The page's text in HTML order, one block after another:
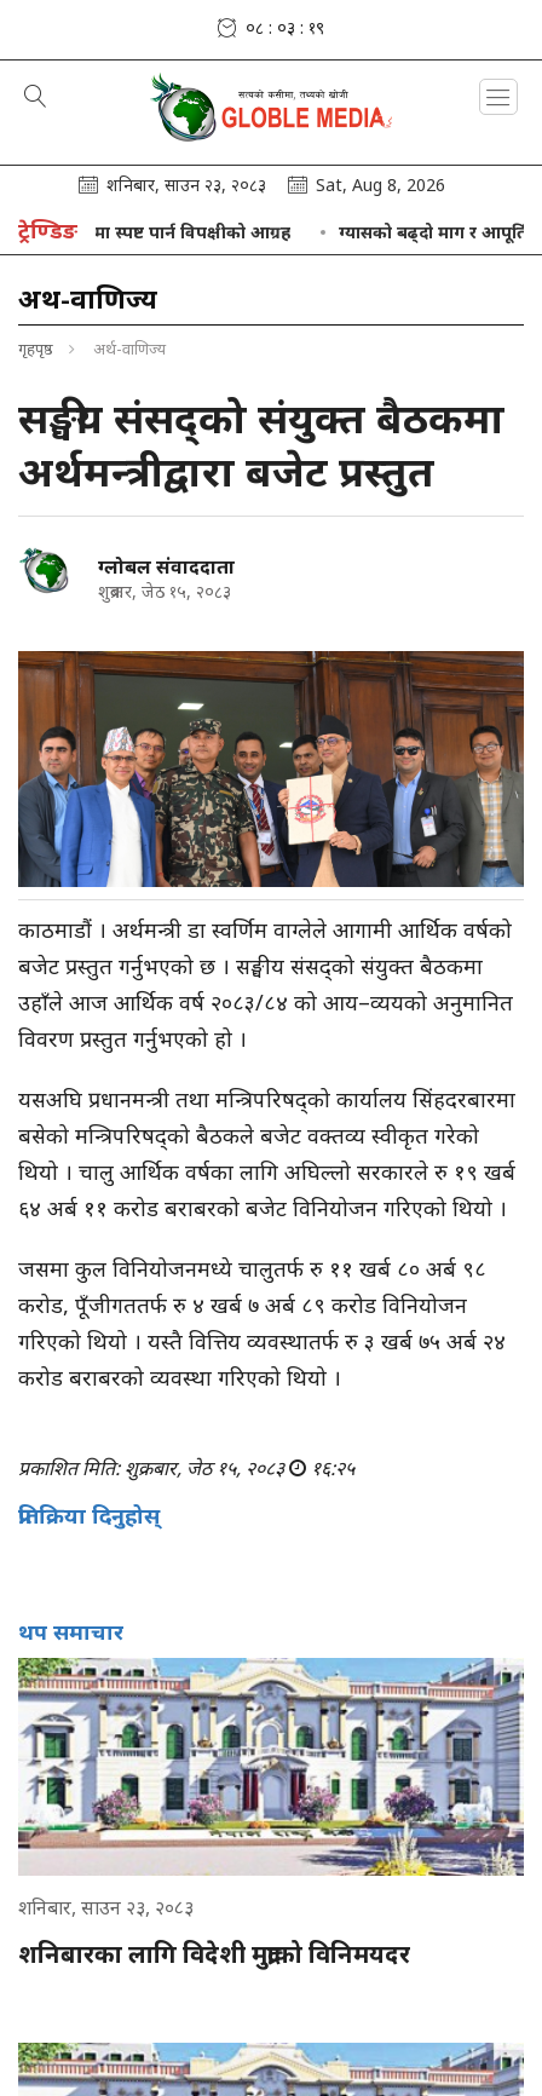
०८ : ०३ : २०
शनिबार, साउन २३, २०८३ Sat, Aug 8, 2026
ट्रेण्डिङ
विषयमा स्पष्ट पार्न विपक्षीको आग्रह ग्यासको बढ्दो माग र आपूर्तिबीच
अर्थ-वाणिज्य
गृहपृष्ठ अर्थ-वाणिज्य
सङ्घीय संसद्को संयुक्त बैठकमा
अर्थमन्त्रीद्वारा बजेट प्रस्तुत
ग्लोबल संवाददाता
शुक्रबार, जेठ १५, २०८३
काठमाडौं । अर्थमन्त्री डा स्वर्णिम वाग्लेले आगामी आर्थिक वर्षको
बजेट प्रस्तुत गर्नुभएको छ । सङ्घीय संसद्को संयुक्त बैठकमा
उहाँले आज आर्थिक वर्ष २०८३/८४ को आय–व्ययको अनुमानित
विवरण प्रस्तुत गर्नुभएको हो ।
यसअघि प्रधानमन्त्री तथा मन्त्रिपरिषद्को कार्यालय सिंहदरबारमा
बसेको मन्त्रिपरिषद्को बैठकले बजेट वक्तव्य स्वीकृत गरेको
थियो । चालु आर्थिक वर्षका लागि अघिल्लो सरकारले रु १९ खर्ब
६४ अर्ब ११ करोड बराबरको बजेट विनियोजन गरिएको थियो ।
जसमा कुल विनियोजनमध्ये चालुतर्फ रु ११ खर्ब ८० अर्ब ९८
करोड, पूँजीगततर्फ रु ४ खर्ब ७ अर्ब ८९ करोड विनियोजन
गरिएको थियो । यस्तै वित्तिय व्यवस्थातर्फ रु ३ खर्ब ७५ अर्ब २४
करोड बराबरको व्यवस्था गरिएको थियो ।
प्रकाशित मिति: शुक्रबार, जेठ १५, २०८३ १६:२५
प्रतिक्रिया दिनुहोस्
थप समाचार
शनिबार, साउन २३, २०८३
शनिबारका लागि विदेशी मुद्राको विनिमयदर